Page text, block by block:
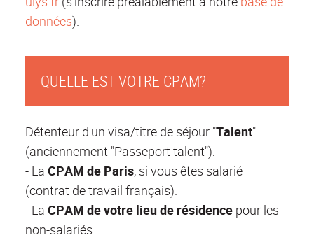
données).
QUELLE EST VOTRE CPAM?
Détenteur d'un visa/titre de séjour "Talent"
(anciennement "Passeport talent"):
- La CPAM de Paris, si vous êtes salarié
(contrat de travail français).
- La CPAM de votre lieu de résidence pour les
non-salariés.